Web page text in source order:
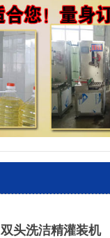
双头洗洁精灌装机